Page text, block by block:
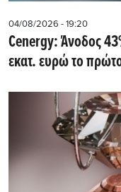
04/08/2026 - 19:20
Cenergy: Άνοδος
εκατ. ευρώ το